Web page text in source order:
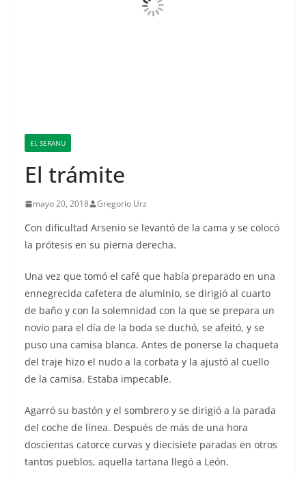
EL SERANU
El trámite
mayo 20, 2018 Gregorio Urz
Con dificultad Arsenio se levantó de la cama y se colocó
la prótesis en su pierna derecha.
Una vez que tomó el café que había preparado en una
ennegrecida cafetera de aluminio, se dirigió al cuarto
de baño y con la solemnidad con la que se prepara un
novio para el día de la boda se duchó, se afeitó, y se
puso una camisa blanca. Antes de ponerse la chaqueta
del traje hizo el nudo a la corbata y la ajustó al cuello
de la camisa. Estaba impecable.
Agarró su bastón y el sombrero y se dirigió a la parada
del coche de línea. Después de más de una hora
doscientas catorce curvas y diecisiete paradas en otros
tantos pueblos, aquella tartana llegó a León.